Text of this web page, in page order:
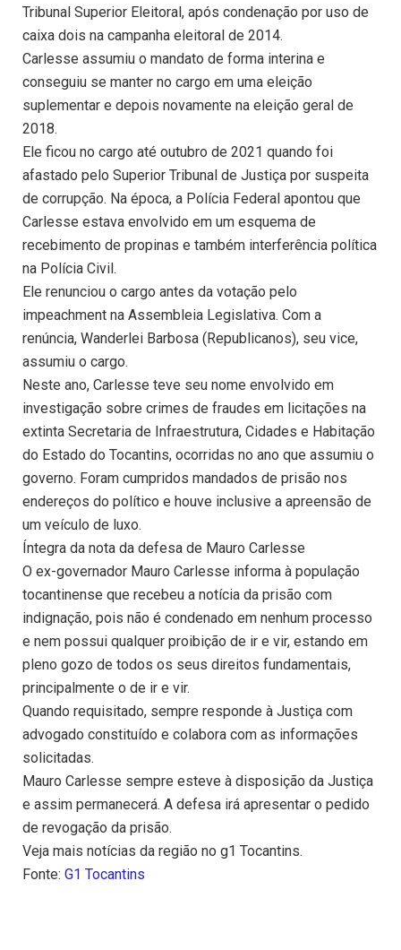
Tribunal Superior Eleitoral, após condenação por uso de
caixa dois na campanha eleitoral de 2014.
Carlesse assumiu o mandato de forma interina e
conseguiu se manter no cargo em uma eleição
suplementar e depois novamente na eleição geral de
2018.
Ele ficou no cargo até outubro de 2021 quando foi
afastado pelo Superior Tribunal de Justiça por suspeita
de corrupção. Na época, a Polícia Federal apontou que
Carlesse estava envolvido em um esquema de
recebimento de propinas e também interferência política
na Polícia Civil.
Ele renunciou o cargo antes da votação pelo
impeachment na Assembleia Legislativa. Com a
renúncia, Wanderlei Barbosa (Republicanos), seu vice,
assumiu o cargo.
Neste ano, Carlesse teve seu nome envolvido em
investigação sobre crimes de fraudes em licitações na
extinta Secretaria de Infraestrutura, Cidades e Habitação
do Estado do Tocantins, ocorridas no ano que assumiu o
governo. Foram cumpridos mandados de prisão nos
endereços do político e houve inclusive a apreensão de
um veículo de luxo.
Íntegra da nota da defesa de Mauro Carlesse
O ex-governador Mauro Carlesse informa à população
tocantinense que recebeu a notícia da prisão com
indignação, pois não é condenado em nenhum processo
e nem possui qualquer proibição de ir e vir, estando em
pleno gozo de todos os seus direitos fundamentais,
principalmente o de ir e vir.
Quando requisitado, sempre responde à Justiça com
advogado constituído e colabora com as informações
solicitadas.
Mauro Carlesse sempre esteve à disposição da Justiça
e assim permanecerá. A defesa irá apresentar o pedido
de revogação da prisão.
Veja mais notícias da região no g1 Tocantins.
Fonte: G1 Tocantins